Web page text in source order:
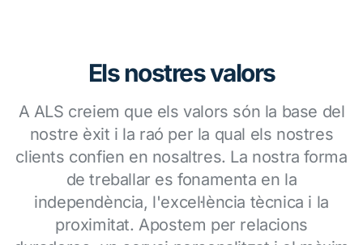
Els nostres valors
A ALS creiem que els valors són la base del
nostre èxit i la raó per la qual els nostres
clients confien en nosaltres. La nostra forma
de treballar es fonamenta en la
independència, l'excel·lència tècnica i la
proximitat. Apostem per relacions